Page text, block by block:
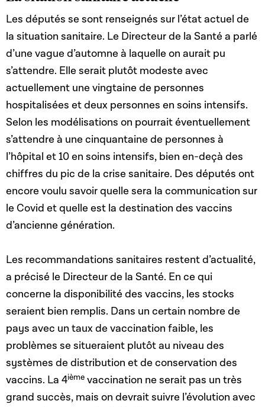
Les députés se sont renseignés sur l’état actuel de
la situation sanitaire. Le Directeur de la Santé a parlé
d’une vague d’automne à laquelle on aurait pu
s’attendre. Elle serait plutôt modeste avec
actuellement une vingtaine de personnes
hospitalisées et deux personnes en soins intensifs.
Selon les modélisations on pourrait éventuellement
s’attendre à une cinquantaine de personnes à
l’hôpital et 10 en soins intensifs, bien en-deçà des
chiffres du pic de la crise sanitaire. Des députés ont
encore voulu savoir quelle sera la communication sur
le Covid et quelle est la destination des vaccins
d’ancienne génération.
Les recommandations sanitaires restent d’actualité,
a précisé le Directeur de la Santé. En ce qui
concerne la disponibilité des vaccins, les stocks
seraient bien remplis. Dans un certain nombre de
pays avec un taux de vaccination faible, les
problèmes se situeraient plutôt au niveau des
systèmes de distribution et de conservation des
vaccins. La 4ième vaccination ne serait pas un très
grand succès, mais on devrait suivre l’évolution avec